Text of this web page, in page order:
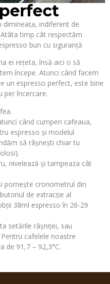
dimineața, indiferent de
timp cât respectăm
bun cu siguranță
ei rețeta, însă aici o să
începe. Atunci când facem
un espresso perfect, este bine
per încercare.
când cumperi cafeaua,
espresso și modelul
să râșnești chiar tu
nivelează și tampeaza cât
pornește cronometrul din
de extracție al
38ml espresso în 26-29
setările râșniței, sau
cafelele noastre
de 91,7 – 92,3°C.